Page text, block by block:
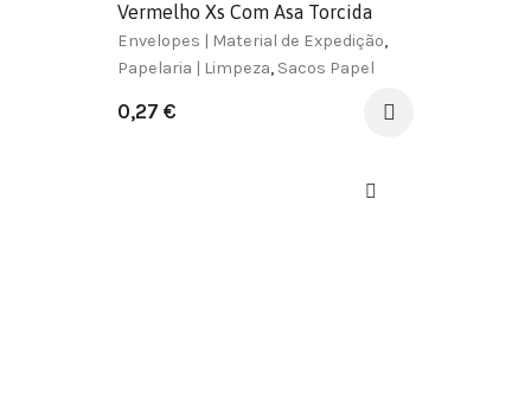
Vermelho Xs Com Asa Torcida
180X240X80 Mm
Envelopes | Material de Expedição,
Papelaria | Limpeza, Sacos Papel
0,27 €